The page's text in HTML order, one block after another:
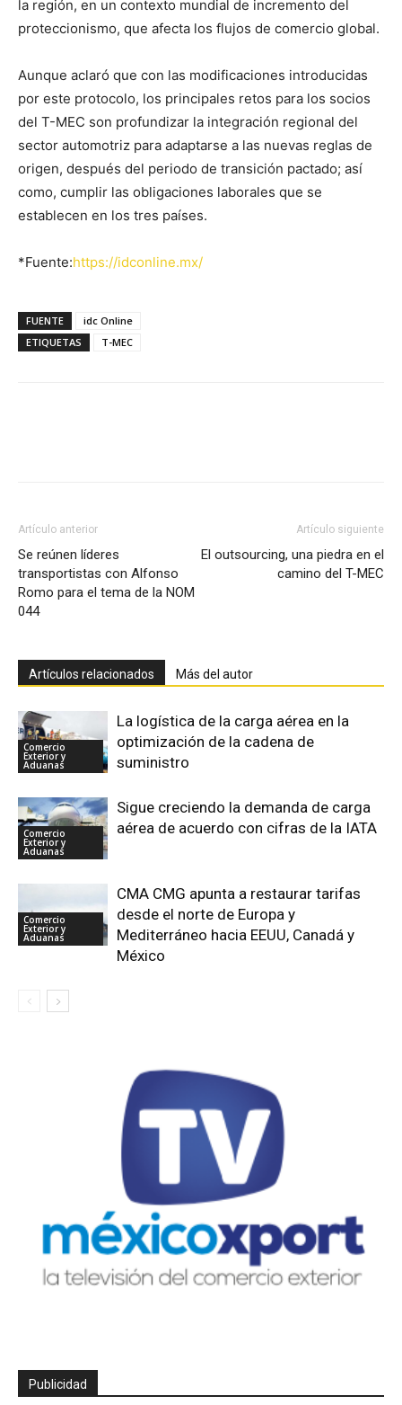
la región, en un contexto mundial de incremento del
proteccionismo, que afecta los flujos de comercio global.
Aunque aclaró que con las modificaciones introducidas
por este protocolo, los principales retos para los socios
del T-MEC son profundizar la integración regional del
sector automotriz para adaptarse a las nuevas reglas de
origen, después del periodo de transición pactado; así
como, cumplir las obligaciones laborales que se
establecen en los tres países.
*Fuente:https://idconline.mx/
FUENTE
idc Online
ETIQUETAS
T-MEC
Artículo anterior
Se reúnen líderes
transportistas con Alfonso
Romo para el tema de la NOM
044
Artículo siguiente
El outsourcing, una piedra en el
camino del T-MEC
Artículos relacionados Más del autor
Comercio
Exterior y
Aduanas
La logística de la carga aérea en la
optimización de la cadena de
suministro
Comercio
Exterior y
Aduanas
Sigue creciendo la demanda de carga
aérea de acuerdo con cifras de la IATA
Comercio
Exterior y
Aduanas
CMA CMG apunta a restaurar tarifas
desde el norte de Europa y
Mediterráneo hacia EEUU, Canadá y
México
Publicidad